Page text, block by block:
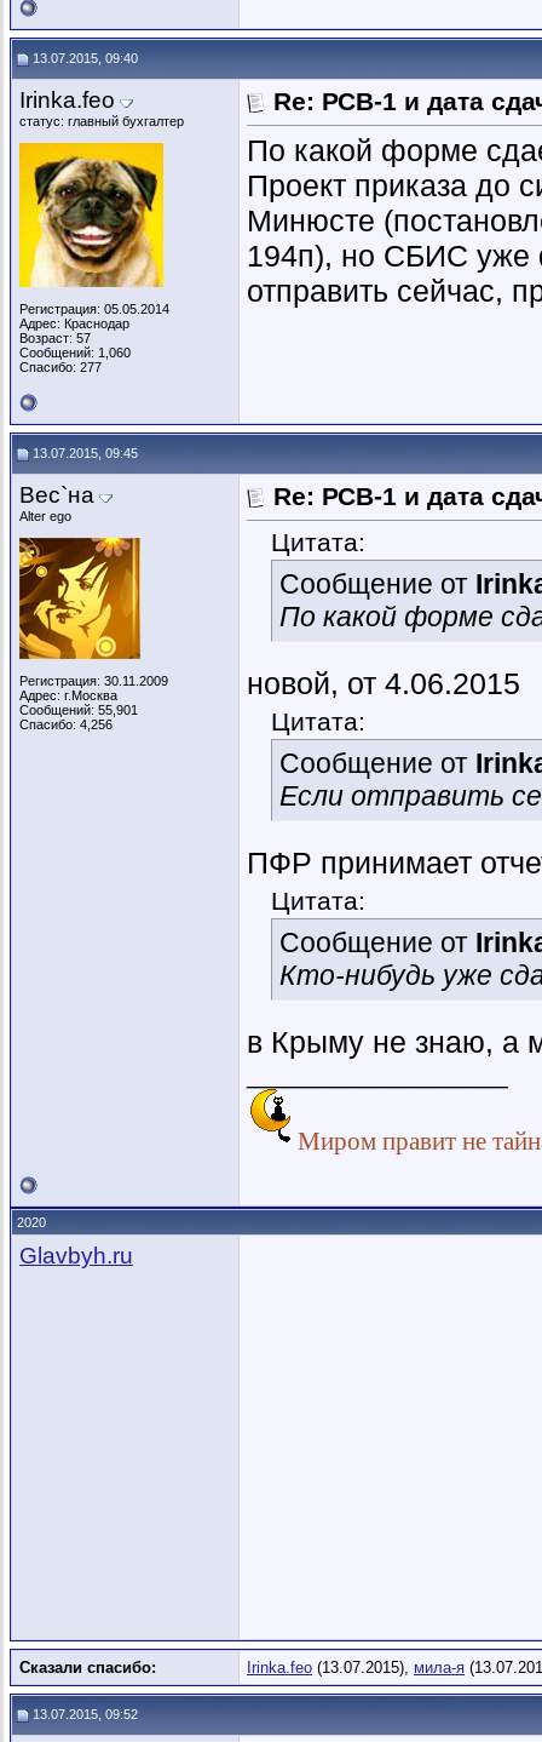
13.07.2015, 09:40
Irinka.feo
статус: главный бухгалтер
Регистрация: 05.05.2014
Адрес: Краснодар
Возраст: 57
Сообщений: 1,060
Спасибо: 277
Re: РСВ-1 и дата
По какой форме
Проект приказа до
Минюсте
194п), но СБИС уже
отправить сейчас,
13.07.2015, 09:45
Вес`на
Alter ego
Регистрация: 30.11.2009
Адрес: г.Москва
Сообщений: 55,901
Спасибо: 4,256
Re: РСВ-1 и дата
Цитата:
Сообщение от
По какой форме
новой, от 4.06.2015
Цитата:
Сообщение от
Если отправить
ПФР принимает
Цитата:
Сообщение от
Кто-нибудь уже
в Крыму не знаю, а
Миром правит не
2020
Glavbyh.ru
Сказали спасибо: Irinka.feo (13.07.2015), мила-я
13.07.2015, 09:52